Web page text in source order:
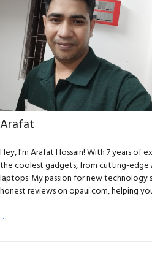
Arafat
Hey, I'm Arafat Hossain! With 7 years of
the coolest gadgets, from cutting-edge
laptops. My passion for new technology
honest reviews on opaui.com, helping
...